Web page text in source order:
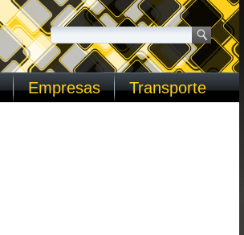
Empresas Transporte